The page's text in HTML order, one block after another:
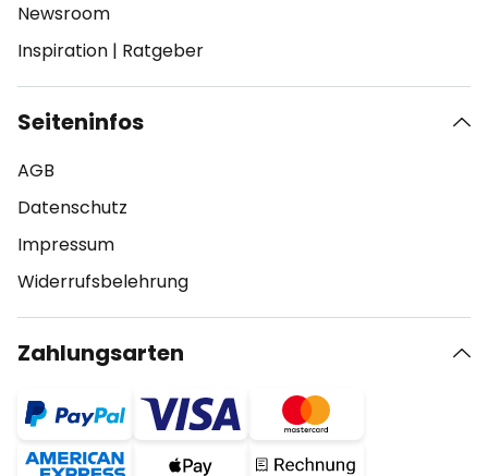
Newsroom
Inspiration | Ratgeber
Seiteninfos
AGB
Datenschutz
Impressum
Widerrufsbelehrung
Zahlungsarten